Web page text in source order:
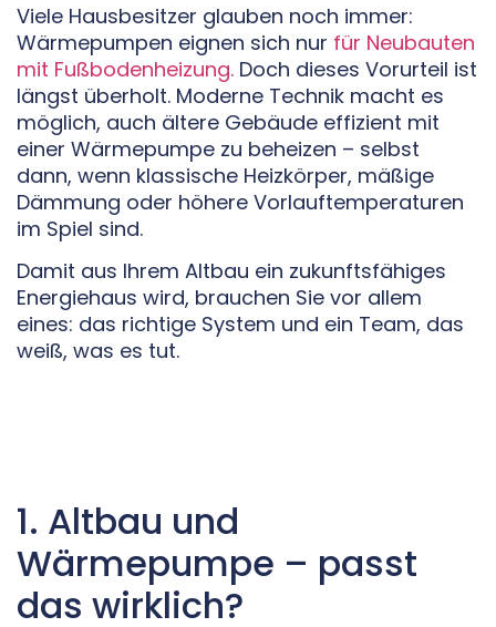
Viele Hausbesitzer glauben noch immer:
Wärmepumpen eignen sich nur für Neubauten
mit Fußbodenheizung. Doch dieses Vorurteil ist
längst überholt. Moderne Technik macht es
möglich, auch ältere Gebäude effizient mit
einer Wärmepumpe zu beheizen – selbst
dann, wenn klassische Heizkörper, mäßige
Dämmung oder höhere Vorlauftemperaturen
im Spiel sind.
Damit aus Ihrem Altbau ein zukunftsfähiges
Energiehaus wird, brauchen Sie vor allem
eines: das richtige System und ein Team, das
weiß, was es tut.
1. Altbau und
Wärmepumpe – passt
das wirklich?